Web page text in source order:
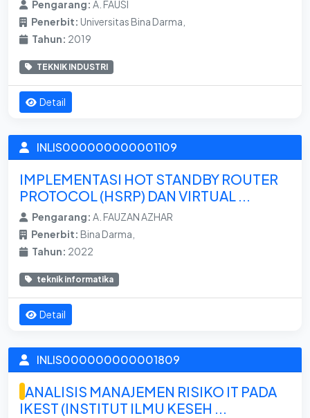
Pengarang: A. FAUSI
Penerbit: Universitas Bina Darma,
Tahun: 2019
TEKNIK INDUSTRI
Detail
INLIS000000000001109
IMPLEMENTASI HOT STANDBY ROUTER
PROTOCOL (HSRP) DAN VIRTUAL ...
Pengarang: A. FAUZAN AZHAR
Penerbit: Bina Darma,
Tahun: 2022
teknik informatika
Detail
INLIS000000000001809
ANALISIS MANAJEMEN RISIKO IT PADA
IKEST (INSTITUT ILMU KESEH ...